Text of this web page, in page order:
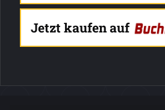
Jetzt kaufen auf